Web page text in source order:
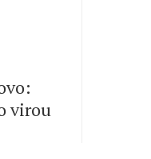
virou